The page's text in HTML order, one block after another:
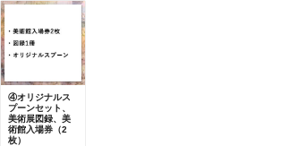
④オリジナルス
プーンセット、
美術展図録、美
術館入場券（2
枚）